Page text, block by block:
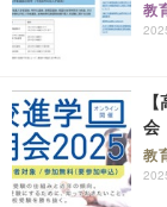
教
会
教